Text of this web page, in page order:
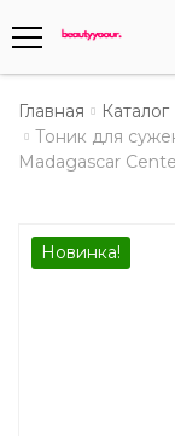
Телефоны
+375 (29) 8405655
+375 (29) 5487677
Контактный
Главная Каталог
Тоник для
Madagascar
Новинка!